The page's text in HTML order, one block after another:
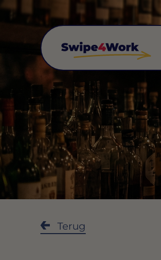
Terug